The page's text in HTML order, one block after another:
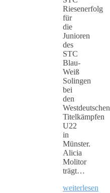
Riesenerfolg
für
die
Junioren
des
STC
Blau-
Weiß
Solingen
bei
den
Westdeutschen
Titelkämpfen
U22
in
Münster.
Alicia
Molitor
trägt…
weiterlesen